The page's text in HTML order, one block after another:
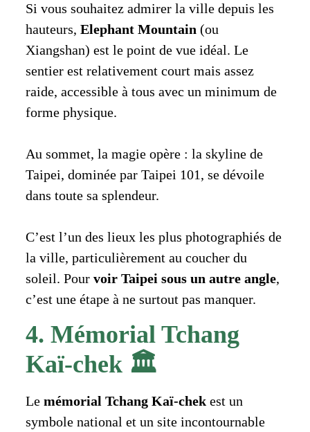
Si vous souhaitez admirer la ville depuis les
hauteurs, Elephant Mountain (ou
Xiangshan) est le point de vue idéal. Le
sentier est relativement court mais assez
raide, accessible à tous avec un minimum de
forme physique.
Au sommet, la magie opère : la skyline de
Taipei, dominée par Taipei 101, se dévoile
dans toute sa splendeur.
C’est l’un des lieux les plus photographiés de
la ville, particulièrement au coucher du
soleil. Pour voir Taipei sous un autre angle,
c’est une étape à ne surtout pas manquer.
4. Mémorial Tchang
Kaï-chek 🏛️
Le mémorial Tchang Kaï-chekest un
symbole national et un site incontournable